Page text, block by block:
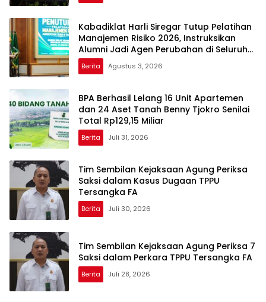
Kabadiklat Harli Siregar Tutup Pelatihan
Manajemen Risiko 2026, Instruksikan
Alumni Jadi Agen Perubahan di Seluruh
Satker Kejaksaan
Berita Agustus 3, 2026
BPA Berhasil Lelang 16 Unit Apartemen
dan 24 Aset Tanah Benny Tjokro Senilai
Total Rp129,15 Miliar
Berita Juli 31, 2026
Tim Sembilan Kejaksaan Agung Periksa
Saksi dalam Kasus Dugaan TPPU
Tersangka FA
Berita Juli 30, 2026
Tim Sembilan Kejaksaan Agung Periksa 7
Saksi dalam Perkara TPPU Tersangka FA
Berita Juli 28, 2026